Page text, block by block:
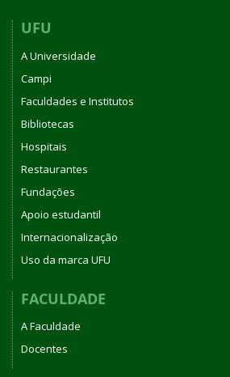
UFU
A Universidade
Campi
Faculdades e Institutos
Bibliotecas
Hospitais
Restaurantes
Fundações
Apoio estudantil
Internacionalização
Uso da marca UFU
FACULDADE
A Faculdade
Docentes